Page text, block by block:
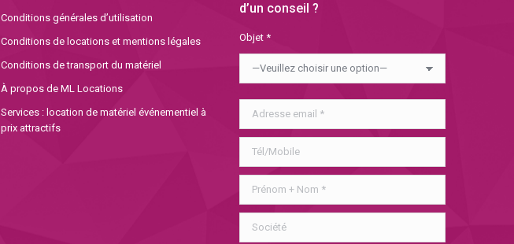
Conditions générales d’utilisation
Conditions de locations et mentions légales
Conditions de transport du matériel
À propos de ML Locations
Services : location de matériel événementiel à
prix attractifs
d’un conseil ?
Objet *